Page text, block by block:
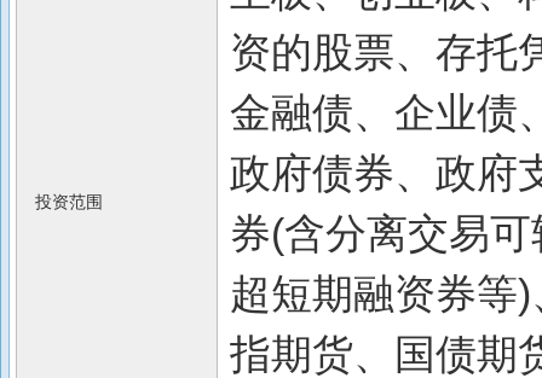
投资范围
资的股票、存托
金融债、企业债
政府债券、政府
券(含分离交易
超短期融资券等
指期货、国债期